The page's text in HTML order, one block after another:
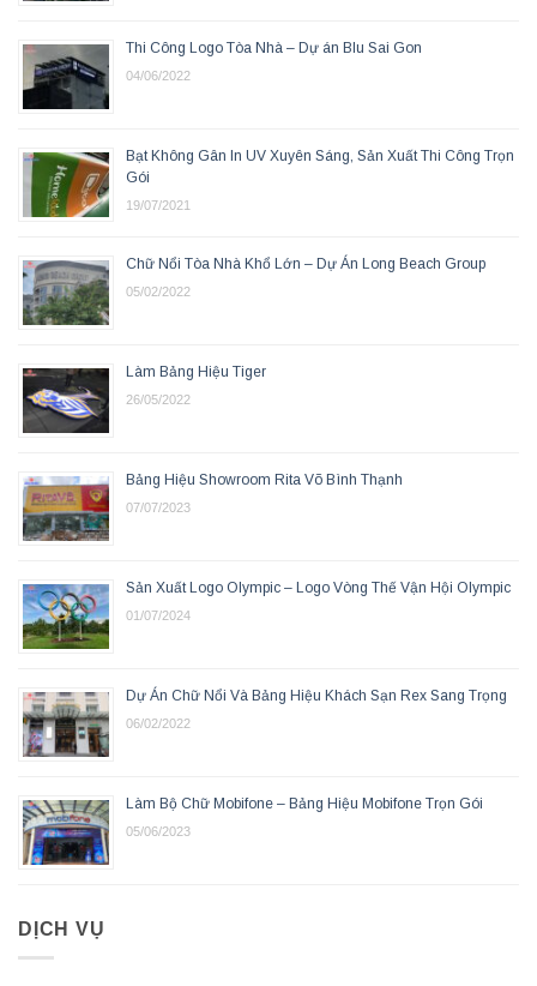
Thi Công Logo Tòa Nhà – Dự án Blu Sai Gon
04/06/2022
Bạt Không Gân In UV Xuyên Sáng, Sản Xuất Thi Công Trọn
Gói
19/07/2021
Chữ Nổi Tòa Nhà Khổ Lớn – Dự Án Long Beach Group
05/02/2022
Làm Bảng Hiệu Tiger
26/05/2022
Bảng Hiệu Showroom Rita Võ Bình Thạnh
07/07/2023
Sản Xuất Logo Olympic – Logo Vòng Thế Vận Hội Olympic
01/07/2024
Dự Án Chữ Nổi Và Bảng Hiệu Khách Sạn Rex Sang Trọng
06/02/2022
Làm Bộ Chữ Mobifone – Bảng Hiệu Mobifone Trọn Gói
05/06/2023
DỊCH VỤ